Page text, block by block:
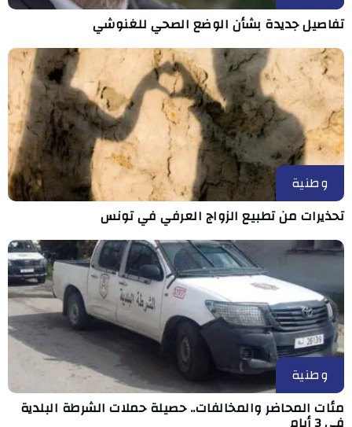
تفاصيل جديدة بشأن الوضع الصحي للغنوشي
وطنية
تحذيرات من تطبيع الزواج العرفي في تونس
وطنية
مئات المحاضر والمخالفات.. حصيلة حملات الشرطة البلدية